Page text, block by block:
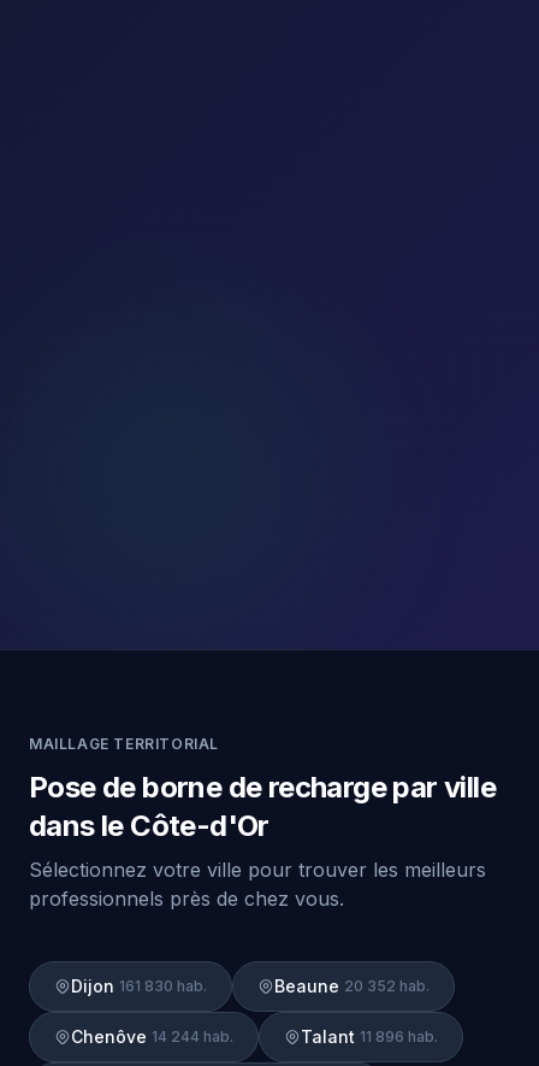
MAILLAGE TERRITORIAL
Pose de borne de recharge par ville
dans le Côte-d'Or
Sélectionnez votre ville pour trouver les meilleurs
professionnels près de chez vous.
Dijon 161 830 hab. Beaune 20 352 hab.
Chenôve 14 244 hab. Talant 11 896 hab.